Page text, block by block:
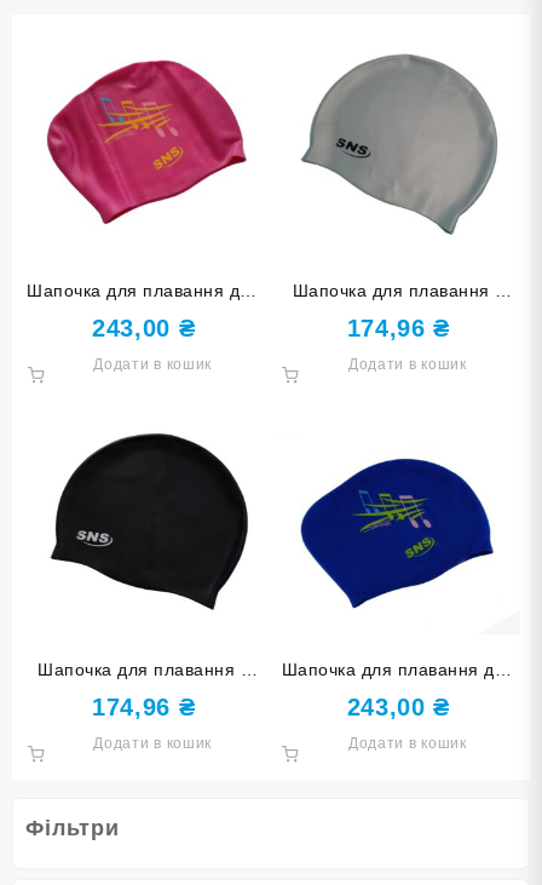
Фільтри
Шапочка для плавання для
довгого волосся SNS KW-
1МА crimson music
243,00 ₴
Додати в кошик
Шапочка для плавання у
футлярі SNS срібна SC-СЕ
174,96₴
Додати в кошик
Шапочка для плавання у
футлярі SNS чорна SC-Ч
174,96 ₴
Додати в кошик
Шапочка для плавання для
довгого волосся SNS KW-1С
dark blue music
243,00₴
Додати в кошик